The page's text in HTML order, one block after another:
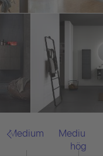
Medium
Medium–
hög